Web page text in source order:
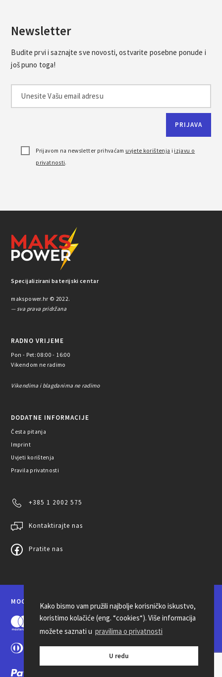
Kako bismo vam pružili najbolje korisničko iskustvo,
koristimo kolačiće (eng. “cookies“). Više informacija
možete saznati u pravilima o privatnosti
U redu
Newsletter
Budite prvi i saznajte sve novosti, ostvarite posebne ponude i
još puno toga!
Prijavom na newsletter prihvaćam uvjete korištenja i izjavu o
privatnosti.
Specijalizirani baterijski centar
makspower.hr © 2022.
— sva prava pridržana
RADNO VRIJEME
Pon - Pet: 08:00 - 16:00
Vikendom ne radimo
Vikendima i blagdanima ne radimo
DODATNE INFORMACIJE
Česta pitanja
Imprint
Uvjeti korištenja
Pravila privatnosti
+385 1 2002 575
Kontaktirajte nas
Pratite nas
MOGUĆNOSTI PLAĆANJA